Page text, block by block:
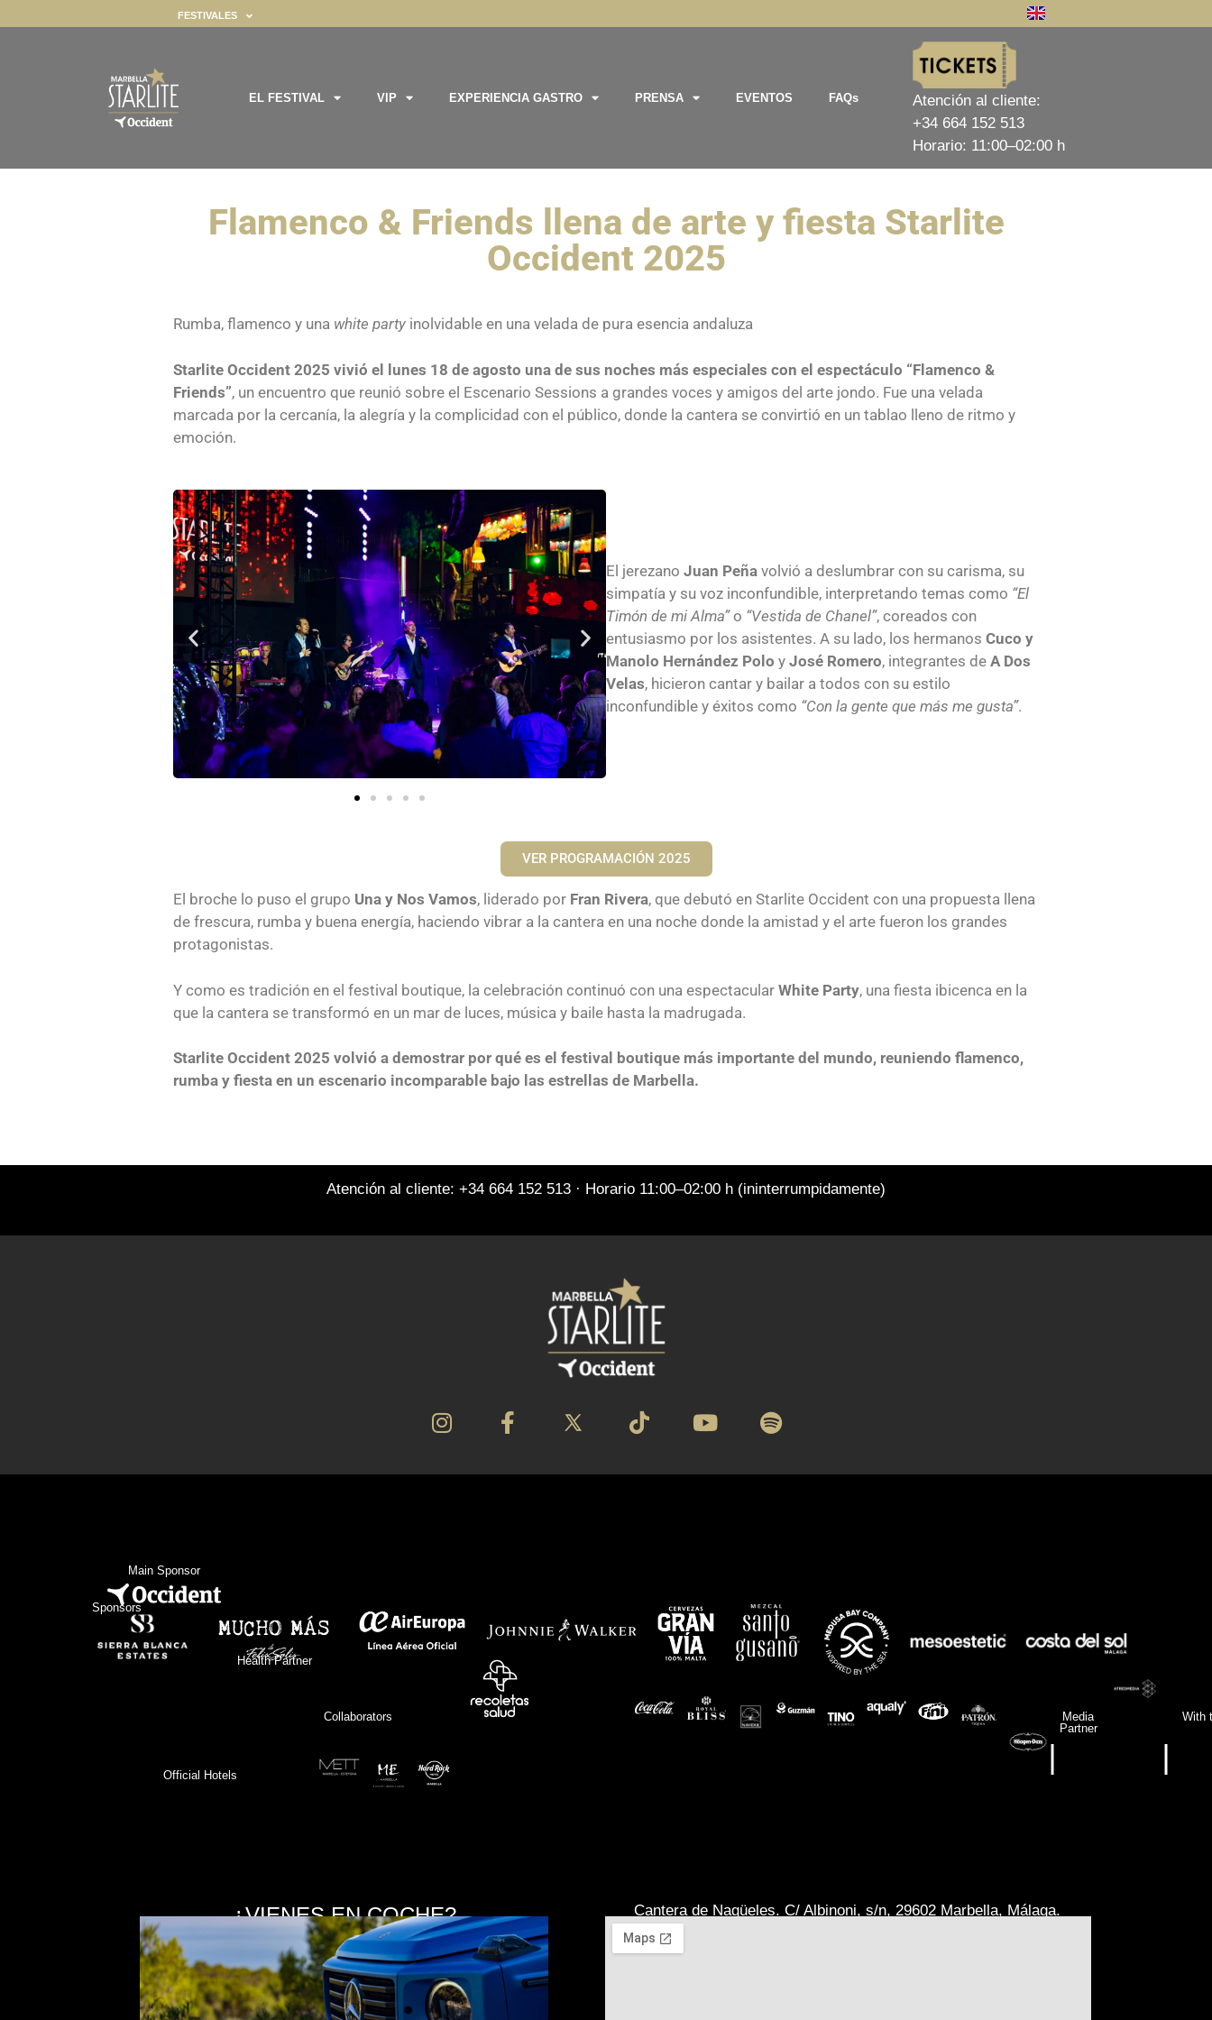
ciertas funciones. Encontrará información detallada sobre todas las cookies en cada categoría de consentimiento a continuación.
ya que son esenciales para habilitar las funcionalidades básicas del sitio.
FESTIVALES
EL FESTIVAL VIP EXPERIENCIA GASTRO PRENSA EVENTOS FAQs
Atención al cliente:
+34 664 152 513
Horario: 11:00–02:00 h
Flamenco & Friends llena de arte y fiesta Starlite
Occident 2025
Rumba, flamenco y una white party inolvidable en una velada de pura esencia andaluza
Starlite Occident 2025 vivió el lunes 18 de agosto una de sus noches más especiales con el espectáculo “Flamenco &
Friends”, un encuentro que reunió sobre el Escenario Sessions a grandes voces y amigos del arte jondo. Fue una velada
marcada por la cercanía, la alegría y la complicidad con el público, donde la cantera se convirtió en un tablao lleno de ritmo y
emoción.
El jerezano Juan Peña volvió a deslumbrar con su carisma, su
simpatía y su voz inconfundible, interpretando temas como “El
Timón de mi Alma”o “Vestida de Chanel”, coreados con
entusiasmo por los asistentes. A su lado, los hermanos Cuco y
Manolo Hernández Polo y José Romero, integrantes de A Dos
Velas, hicieron cantar y bailar a todos con su estilo
inconfundible y éxitos como “Con la gente que más me gusta”.
VER PROGRAMACIÓN 2025
El broche lo puso el grupo Una y Nos Vamos, liderado por Fran Rivera, que debutó en Starlite Occident con una propuesta llena
de frescura, rumba y buena energía, haciendo vibrar a la cantera en una noche donde la amistad y el arte fueron los grandes
protagonistas.
Y como es tradición en el festival boutique, la celebración continuó con una espectacular White Party, una fiesta ibicenca en la
que la cantera se transformó en un mar de luces, música y baile hasta la madrugada.
Starlite Occident 2025 volvió a demostrar por qué es el festival boutique más importante del mundo, reuniendo flamenco,
rumba y fiesta en un escenario incomparable bajo las estrellas de Marbella.
Atención al cliente: +34 664 152 513 · Horario 11:00–02:00 h (ininterrumpidamente)
Main Sponsor
Sponsors
Health Partner
Collaborators
|
Media
Partner
|
With
Official Hotels
¿VIENES EN COCHE? Cantera de Nagüeles. C/ Albinoni, s/n, 29602 Marbella, Málaga.